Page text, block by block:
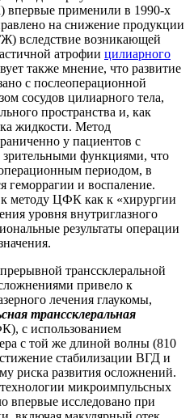
применили в 1990-х
на снижение продукции
вследствие возникающей
атрофии цилиарного
также мнение, что развитие
с послеоперационной
сосудов цилиарного тела,
пространства и, как
жидкости. Метод
у пациентов с
функциями, что
периодом, в
геморрагии и воспаление.
методу ЦФК как к «хирургии
уровня внутриглазного
результаты операции
транссклеральной
привело к
лечения глаукомы,
транссклеральная
с использованием
с той же длиной волны (810
стабилизации ВГД и
риска развития осложнений.
микроимпульсных
впервые исследовано при